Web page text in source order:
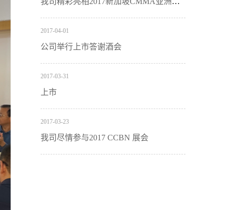
2017-04-01
公司举行上市答谢酒会
2017-03-31
上市
2017-03-23
我司尽情参与2017 CCBN 展会